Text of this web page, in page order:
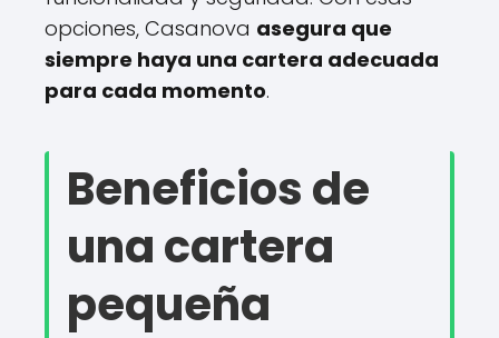
opciones, Casanova asegura que
siempre haya una cartera adecuada
para cada momento.
Beneficios de
una cartera
pequeña